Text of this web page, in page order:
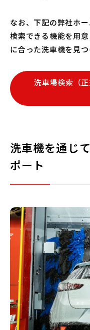
なお、下記の弊社ホ
検索できる機能を用
に合った洗車機を見つ
洗車場検索（
洗車機を通じ
ポート